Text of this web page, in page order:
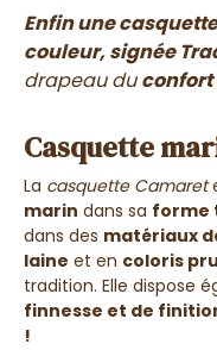
Enfin une
couleur,signée
drapeau duconfort
Casquette
La casquette Camaret
marin dans sa forme
dans des matériaux
laine et en coloris
tradition. Elle dispose
finnesse et de
!